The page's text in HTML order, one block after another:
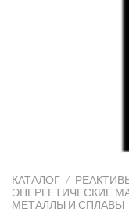
КАТАЛОГ /
ЭНЕРГЕТИЧЕСКИЕ
МЕТАЛЛЫ И СПЛАВЫ